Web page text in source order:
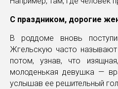
С праздником, дорогие
В роддоме вновь
Жгельскую часто
потом, узнав, что
молоденькая девушка —
услышав ее решительный